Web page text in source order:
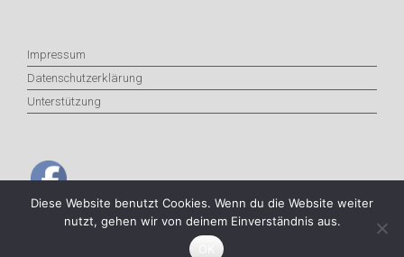
Impressum
Datenschutzerklärung
Unterstützung
© Theaterfabulaktur, All rights reserved.
Diese Website benutzt Cookies. Wenn du die Website weiter
nutzt, gehen wir von deinem Einverständnis aus.